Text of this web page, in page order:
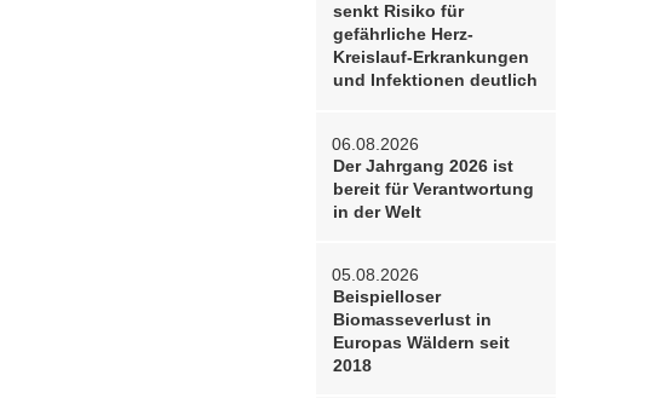
senkt Risiko für
gefährliche Herz-
Kreislauf-Erkrankungen
und Infektionen deutlich
06.08.2026
Der Jahrgang 2026 ist
bereit für Verantwortung
in der Welt
05.08.2026
Beispielloser
Biomasseverlust in
Europas Wäldern seit
2018